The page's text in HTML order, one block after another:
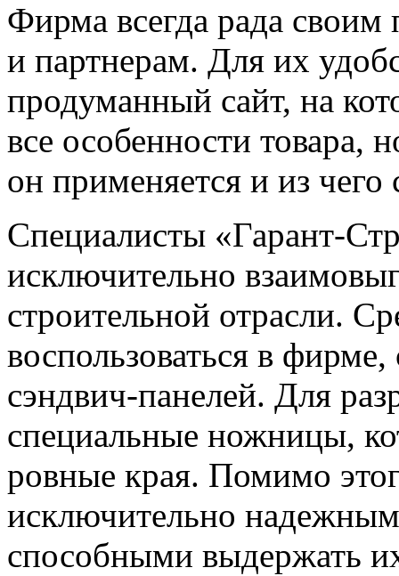
Фирма всегда рада
и партнерам. Для их
продуманный сайт, на
все особенности товара,
он применяется и из чего
Специалисты «Гарант-
исключительно
строительной отрасли.
воспользоваться в
сэндвич-панелей. Для
специальные ножницы,
ровные края. Помимо
исключительно
способными выдержать